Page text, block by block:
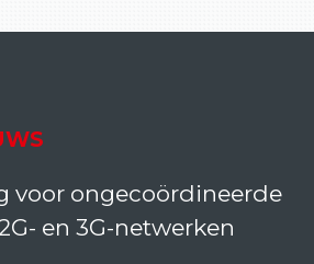
voor ongecoördineerde
en 3G-netwerken